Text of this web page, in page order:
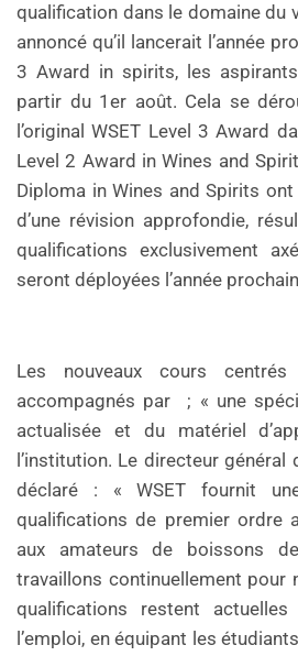
qualification dans le domaine du
annoncé qu’il lancerait l’année
3 Award in spirits, les
partir du 1er août. Cela se
l’original WSET Level 3 Award
Level 2 Award in Wines and
Diploma in Wines and Spirits
d’une révision approfondie,
qualifications exclusivement
seront déployées l’année
Les nouveaux cours
accompagnés par ; « une
actualisée et du matériel
l’institution. Le directeur général
déclaré : « WSET fournit
qualifications de premier ordre
aux amateurs de boissons
travaillons continuellement pour
qualifications restent
l’emploi, en équipant les